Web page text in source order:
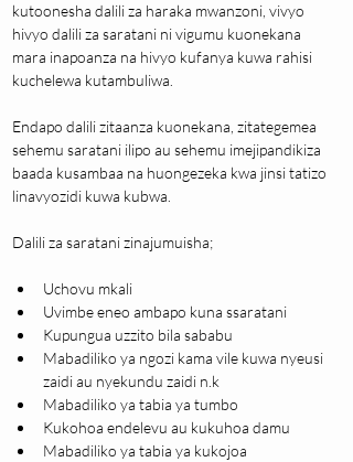
kutoonesha dalili za haraka mwanzoni, vivyo
hivyo dalili za saratani ni vigumu kuonekana
mara inapoanza na hivyo kufanya kuwa rahisi
kuchelewa kutambuliwa.
Endapo dalili zitaanza kuonekana, zitategemea
sehemu saratani ilipo au sehemu imejipandikiza
baada kusambaa na huongezeka kwa jinsi tatizo
linavyozidi kuwa kubwa.
Dalili za saratani zinajumuisha;
Uchovu mkali
Uvimbe eneo ambapo kuna ssaratani
Kupungua uzzito bila sababu
Mabadiliko ya ngozi kama vile kuwa nyeusi
zaidi au nyekundu zaidi n.k
Mabadiliko ya tabia ya tumbo
Kukohoa endelevu au kukuhoa damu
Mabadiliko ya tabia ya kukojoa